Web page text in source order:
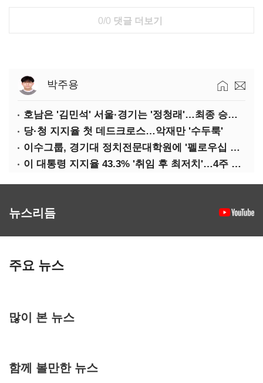
0/0 댓글 더보기
박주용
호남은 '김민석' 서울·경기는 '정청래'…최종 승자는 '안갯속'
당·청 지지율 첫 데드크로스…악재만 '수두룩'
이수그룹, 경기대 정치전문대학원에 '펠로우십 기금' 3900만원 출연
이 대통령 지지율 43.3% '취임 후 최저치'…4주 연속 '하락'
뉴스리듬
주요 뉴스
많이 본 뉴스
함께 볼만한 뉴스